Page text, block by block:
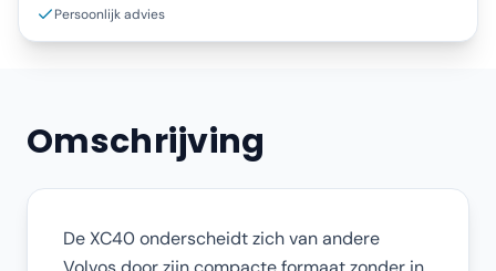
Persoonlijk advies
Omschrijving
De XC40 onderscheidt zich van andere